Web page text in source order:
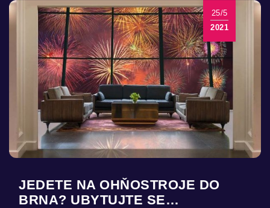
25/5
2021
JEDETE NA OHŇOSTROJE DO
BRNA? UBYTUJTE SE…